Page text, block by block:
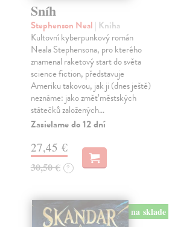
Sníh
Stephenson Neal | Kniha
Kultovní kyberpunkový román
Neala Stephensona, pro kterého
znamenal raketový start do světa
science fiction, představuje
Ameriku takovou, jak ji (dnes ještě)
neznáme: jako změť městských
státečků založených…
Zasielame do 12 dní
27,45 €
30,50 € ?
na sklade